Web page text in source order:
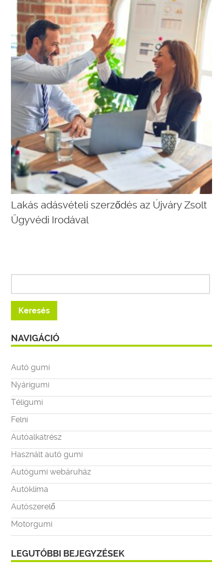
Lakás adásvételi szerződés az Újváry Zsolt
Ügyvédi Irodával
NAVIGÁCIÓ
Autó gumi
Nyárigumi
Téligumi
Felni
Autóalkatrész
Használt autó gumi
Autógumi webáruház
Autóklíma
Autószerelő
Motorgumi
LEGUTÓBBI BEJEGYZÉSEK